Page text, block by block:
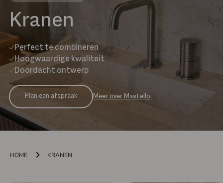
Kranen
Perfect te combineren
Hoogwaardige kwaliteit
Doordacht ontwerp
Plan een afspraak Meer over Mastello
HOME KRANEN